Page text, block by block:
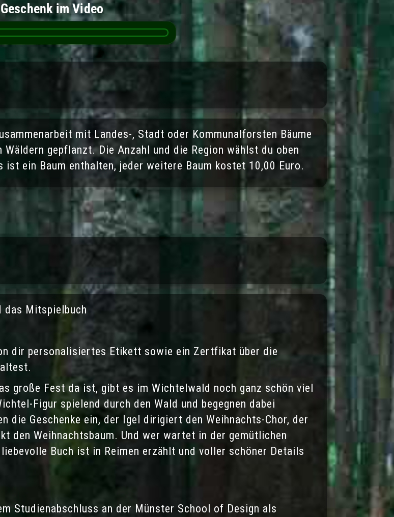
Geschenk im Video
mit Landes-, Stadt oder Kommunalforsten Bäume
gepflanzt. Die Anzahl und die Region wählst du oben
ein Baum enthalten, jeder weitere Baum kostet 10,00 Euro.
das Mitspielbuch
dir personalisiertes Etikett sowie ein Zertfikat über die
große Fest da ist, gibt es im Wichtelwald noch ganz schön viel
Figur spielend durch den Wald und begegnen dabei
die Geschenke ein, der Igel dirigiert den Weihnachts-Chor, der
den Weihnachtsbaum. Und wer wartet in der gemütlichen
Buch ist in Reimen erzählt und voller schöner Details
Studienabschluss an der Münster School of Design als